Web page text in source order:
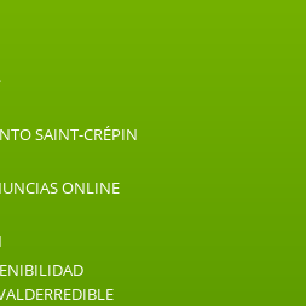
SAINT-CRÉPIN
ONLINE